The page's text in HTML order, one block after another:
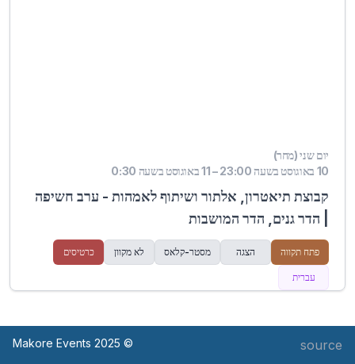
יום שני (מחר)
10 באוגוסט בשעה 23:00 – 11 באוגוסט בשעה 0:30
קבוצת תיאטרון, אלתור ושיתוף לאמהות - ערב חשיפה
| הדר גנים, הדר המושבות
פתח תקווה הצגה מסטר-קלאס לא מקוון כרטיסים
עברית
source
© Makore Events 2025